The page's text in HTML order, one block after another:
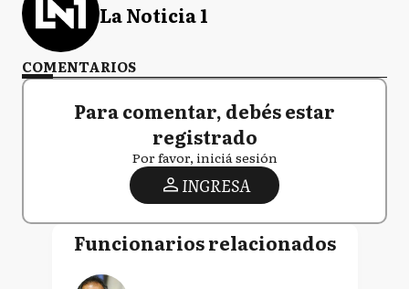
La Noticia 1
COMENTARIOS
Para comentar, debés estar
registrado
Por favor, iniciá sesión
INGRESA
Funcionarios relacionados